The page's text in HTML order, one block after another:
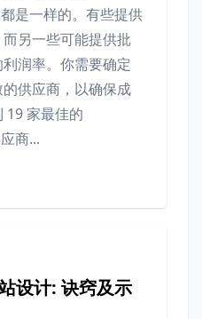
是一样的。有些提供
另一些可能提供批
润率。你需要确定
供应商，以确保成
19 家最佳的
商...
设计: 诀窍及示